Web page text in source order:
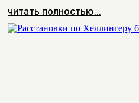
читать полностью...